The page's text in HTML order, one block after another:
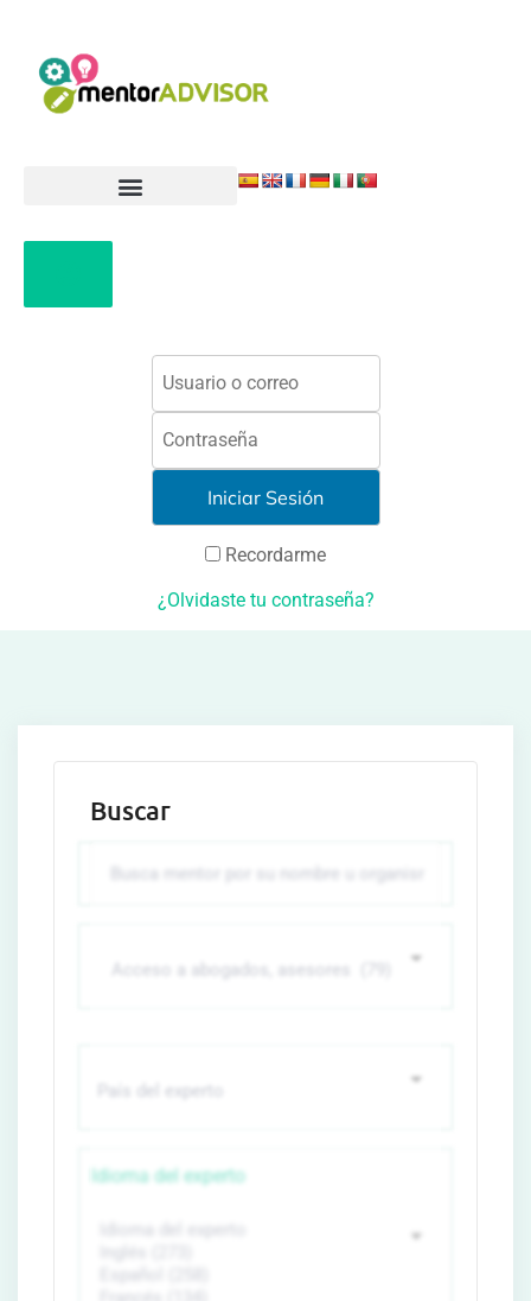
Recordarme
¿Olvidaste tu contraseña?
Buscar
Idioma del experto